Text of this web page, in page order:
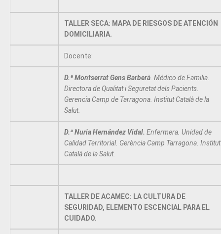
TALLER SECA: MAPA DE RIESGOS DE ATENCIÓN
DOMICILIARIA.
Docente:
D.ª Montserrat Gens Barberà . Médico de Familia.
Directora de Qualitat i Seguretat dels Pacients.
Gerencia Camp de Tarragona. Institut Català de la
Salut.
D.ª Nuria Hernández Vidal. Enfermera. Unidad de
Calidad Territorial. Gerència Camp Tarragona. Institut
Català de la Salut.
TALLER DE ACAMEC: LA CULTURA DE
SEGURIDAD, ELEMENTO ESCENCIAL PARA EL
CUIDADO.